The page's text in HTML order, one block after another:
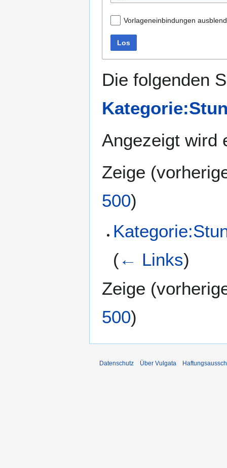
Vorlageneinbindungen
Los
Die folgenden
Angezeigt wird
Zeige (
500)
(← Links)
Zeige (
500)
Datenschutz Über Vulgata